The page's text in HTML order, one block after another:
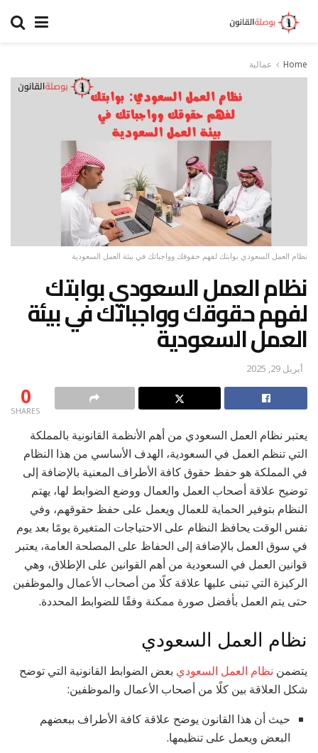
Home عمالية
نظام العمل السعودي بوابتك لفهم حقوقك وواجباتك في بيئة العمل السعودية
نظام العمل السعودي بوابتك
لفهم حقوقك وواجباتك في بيئة
العمل السعودية
أبريل 29, 2025
0
SHARES
يعتبر نظام العمل السعودي من أهم الأنظمة القانونية بالمملكة
التي تنظم العمل في السعودية، الهدف الأساسي من هذا النظام
في المملكة هو حفظ حقوق كافة الأطراف المعنية بالإضافة إلى
توضيح علاقة أصحاب العمل والعمال ووضع الضوابط لها، يهتم
النظام بتوفير الحماية للعمال ويعمل على حفظ حقوقهم، وفي
نفس الوقت يحافظ النظام على الاحتياجات المتغيرة يومًا بعد يوم
في سوق العمل بالإضافة إلى الحفاظ على المصلحة العامة، يعتبر
قوانين العمل في السعودية من أهم القوانين على الإطلاق، وهي
الركيزة التي تبنى عليها علاقة كلًا من أصحاب الأعمال والموظفين
حتى يتم العمل بأفضل صورة ممكنة وفقًا للضوابط المحددة.
نظام العمل السعودي
يتضمن نظام العمل السعودي بعض الضوابط القانونية التي توضح
شكل العلاقة بين كلًا من أصحاب الأعمال والموظفين:
حيث أن هذا القانون يوضح علاقة كافة الأطراف ببعضهم
البعض ويعمل على تنظيمها.